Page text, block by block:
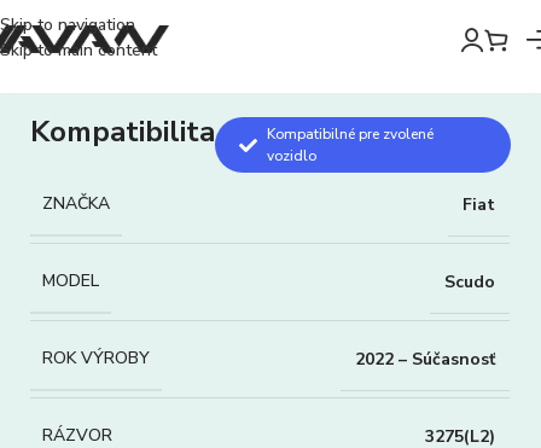
Skip to navigation
Skip to main content
Kompatibilita
Kompatibilné pre zvolené
vozidlo
ZNAČKA Fiat
MODEL Scudo
ROK VÝROBY 2022 – Súčasnosť
RÁZVOR 3275(L2)